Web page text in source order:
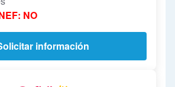
NO
información